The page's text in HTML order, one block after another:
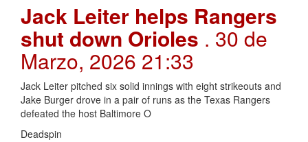
Jack Leiter helps Rangers
shut down Orioles . 30 de
Marzo, 2026 21:33
Jack Leiter pitched six solid innings with eight strikeouts and
Jake Burger drove in a pair of runs as the Texas Rangers
defeated the host Baltimore O
Deadspin